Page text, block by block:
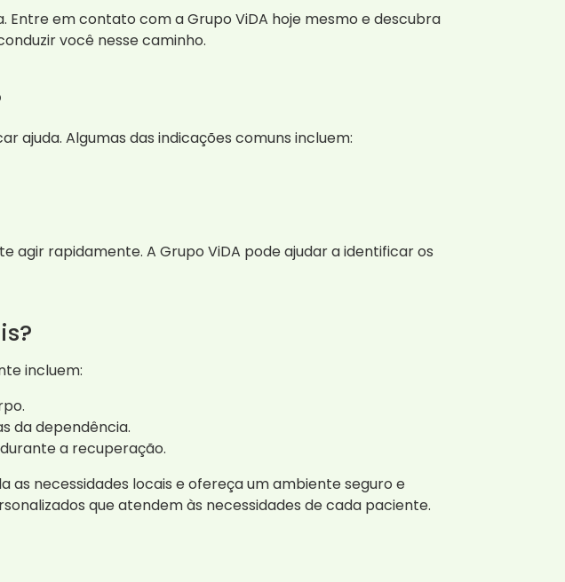
Entre em contato com a Grupo ViDA hoje mesmo e descubra
você nesse caminho.
ajuda. Algumas das indicações comuns incluem:
agir rapidamente. A Grupo ViDA pode ajudar a identificar os
incluem:
da dependência.
a recuperação.
necessidades locais e ofereça um ambiente seguro e
que atendem às necessidades de cada paciente.